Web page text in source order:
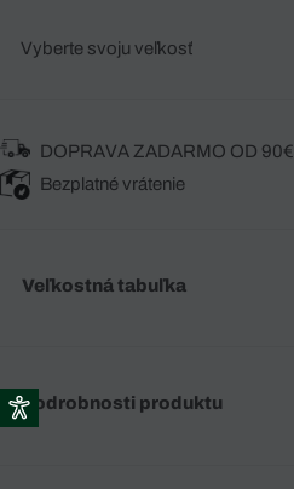
Vyberte svoju veľkosť
DOPRAVA ZADARMO OD 90€
Bezplatné vrátenie
Veľkostná tabuľka
Podrobnosti produktu